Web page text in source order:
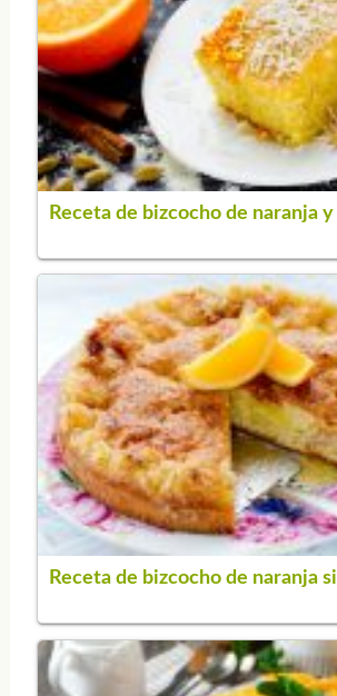
Receta de bizcocho de naranja
Receta de bizcocho de naranja